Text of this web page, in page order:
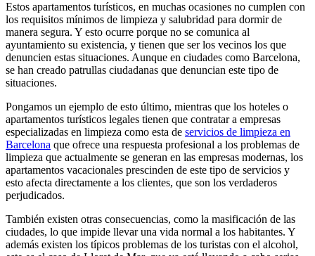
Estos apartamentos turísticos, en muchas ocasiones no cumplen con
los requisitos mínimos de limpieza y salubridad para dormir de
manera segura. Y esto ocurre porque no se comunica al
ayuntamiento su existencia, y tienen que ser los vecinos los que
denuncien estas situaciones. Aunque en ciudades como Barcelona,
se han creado patrullas ciudadanas que denuncian este tipo de
situaciones.
Pongamos un ejemplo de esto último, mientras que los hoteles o
apartamentos turísticos legales tienen que contratar a empresas
especializadas en limpieza como esta de servicios de limpieza en
Barcelona que ofrece una respuesta profesional a los problemas de
limpieza que actualmente se generan en las empresas modernas, los
apartamentos vacacionales prescinden de este tipo de servicios y
esto afecta directamente a los clientes, que son los verdaderos
perjudicados.
También existen otras consecuencias, como la masificación de las
ciudades, lo que impide llevar una vida normal a los habitantes. Y
además existen los típicos problemas de los turistas con el alcohol,